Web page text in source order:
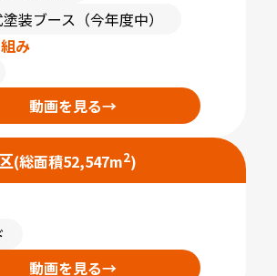
装ブース（今年度中）
み
動画を見る→
(総面積52,547m2)
動画を見る→